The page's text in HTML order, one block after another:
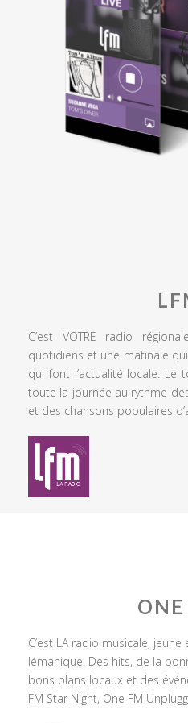
C’est VOTRE radio
quotidiens et une matinale
qui font l’actualité locale. Le
toute la journée au rythme
et des chansons populaires
C’est LA radio musicale,
lémanique. Des hits, de la
bons plans locaux et des
FM Star Night, One FM